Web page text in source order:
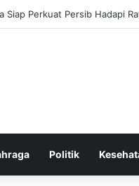
Siap Perkuat Persib Hadapi
Politik